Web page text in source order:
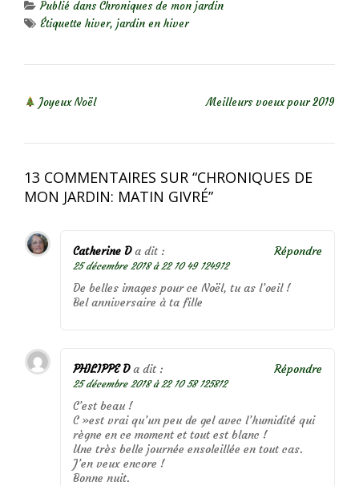
Publié dansChroniques de mon jardin
Étiquettehiver, jardin en hiver
Joyeux Noël Meilleurs voeux pour 2019
13 COMMENTAIRES SUR “CHRONIQUES DE
MON JARDIN: MATIN GIVRÉ”
Catherine D a dit :
25 décembre 2018 à 22 10 49 124912
De belles images pour ce Noël, tu as l’oeil !
Bel anniversaire à ta fille
Répondre
PHILIPPE D a dit :
25 décembre 2018 à 22 10 58 125812
C’est beau !
C »est vrai qu’un peu de gel avec l’humidité qui
règne en ce moment et tout est blanc !
Une très belle journée ensoleillée en tout cas.
J’en veux encore !
Bonne nuit.
Répondre